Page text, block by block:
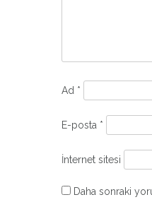
Ad *
E-posta *
İnternet sitesi
Daha sonraki